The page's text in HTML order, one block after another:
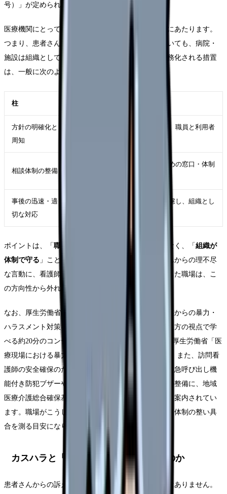
号）」が定められています。
医療機関にとって、患者さんやご家族は「顧客等」にあたります。
つまり、患者さん・家族からの著しい迷惑行為についても、病院・
施設は組織として対応する義務を負う方向です。義務化される措置
は、一般に次のような柱で整理されます。
柱
方針の明確化と
周知
カスハラを許さない方針を定め、職員と利用者
相談体制の整備
相談に応じ、適切に対応するための窓口・体制
事後の迅速・適
切な対応
発生時に被害を受けた職員へ配慮し、組織とし
ポイントは、「 職員個人がうまくかわす 」ことではなく、「 組織が
体制で守る 」ことが求められている点です。患者さんからの理不尽
な言動に、看護師さんが一人で耐えることを前提にした職場は、こ
の方向性から外れていきます。
なお、厚生労働省は医療現場向けに、患者やその家族からの暴力・
ハラスメント対策を学べる教材（スタッフ・管理者双方の視点で学
べる約20分のコンテンツ）を作成しています(Source: 厚生労働省「医
療現場における暴力・ハラスメント対策について」)。また、訪問看
護師の安全確保のための防犯機器（位置検索機能・緊急呼び出し機
能付き防犯ブザーや防犯ボタン付き携帯電話など）の整備に、地域
医療介護総合確保基金による補助が活用できることも案内されてい
ます。職場がこうした仕組みを取り入れているかは、体制の整い具
合を測る目安になります。
カスハラと「正当な要望」はどう違うのか
患者さんからの訴えがすべてカスハラになるわけではありません。